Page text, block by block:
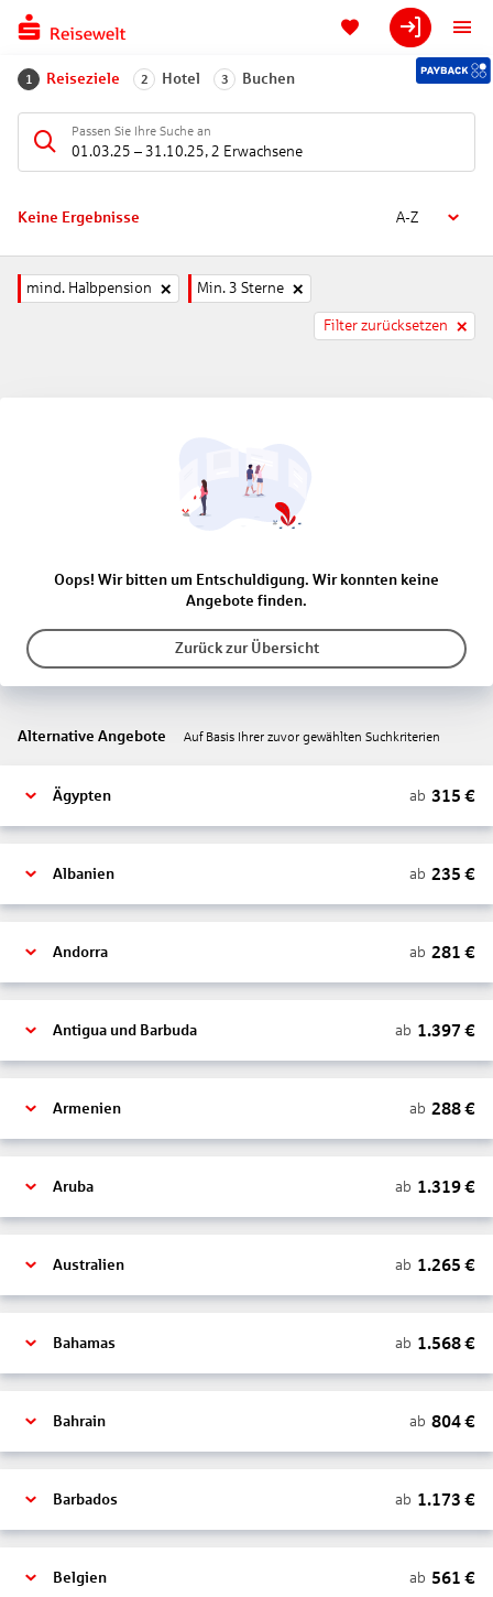
1 Reiseziele 2 Hotel 3 Buchen
Passen Sie Ihre Suche an
01.03.25 – 31.10.25, 2 Erwachsene
Keine Ergebnisse A-Z
mind. Halbpension Min. 3 Sterne
Filter zurücksetzen
Oops! Wir bitten um Entschuldigung. Wir konnten keine
Angebote finden.
Zurück zur Übersicht
Alternative Angebote Auf Basis Ihrer zuvor gewählten Suchkriterien
Ägypten ab 315 €
Albanien ab 235 €
Andorra ab 281 €
Antigua und Barbuda ab 1.397 €
Armenien ab 288€
Aruba ab 1.319€
Australien ab 1.265 €
Bahamas ab 1.568€
Bahrain ab 804€
Barbados ab 1.173 €
Belgien ab 561 €